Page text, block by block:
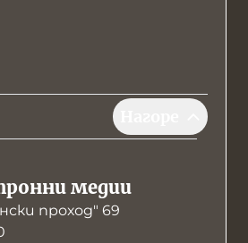
медии
проход" 69